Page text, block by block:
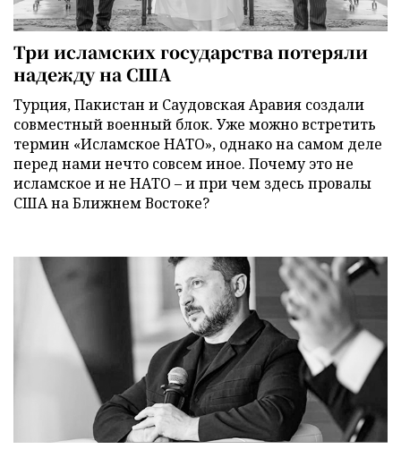
Три исламских государства потеряли
надежду на США
Турция, Пакистан и Саудовская Аравия создали
совместный военный блок. Уже можно встретить
термин «Исламское НАТО», однако на самом деле
перед нами нечто совсем иное. Почему это не
исламское и не НАТО – и при чем здесь провалы
США на Ближнем Востоке?